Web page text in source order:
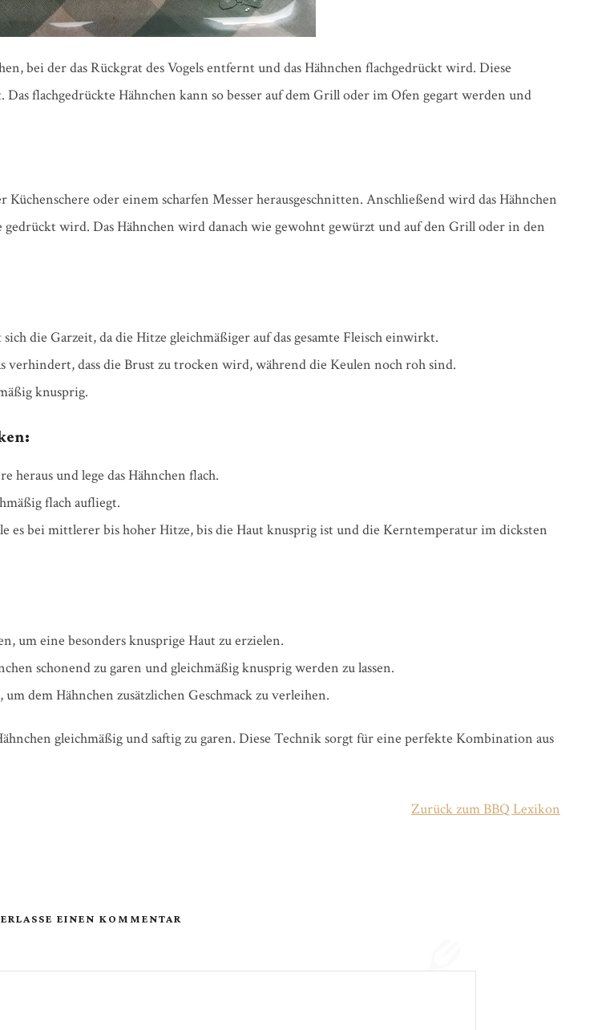
bei der das Rückgrat des Vogels entfernt und das Hähnchen flachgedrückt wird. Diese
flachgedrückte Hähnchen kann so besser auf dem Grill oder im Ofen gegart werden und
oder einem scharfen Messer herausgeschnitten. Anschließend wird das Hähnchen
wird. Das Hähnchen wird danach wie gewohnt gewürzt und auf den Grill oder in den
die Garzeit, da die Hitze gleichmäßiger auf das gesamte Fleisch einwirkt.
verhindert, dass die Brust zu trocken wird, während die Keulen noch roh sind.
knusprig.
heraus und lege das Hähnchen flach.
flach aufliegt.
es bei mittlerer bis hoher Hitze, bis die Haut knusprig ist und die Kerntemperatur im dicksten
um eine besonders knusprige Haut zu erzielen.
schonend zu garen und gleichmäßig knusprig werden zu lassen.
dem Hähnchen zusätzlichen Geschmack zu verleihen.
gleichmäßig und saftig zu garen. Diese Technik sorgt für eine perfekte Kombination aus
Zurück zum BBQ Lexikon
EINEN KOMMENTAR